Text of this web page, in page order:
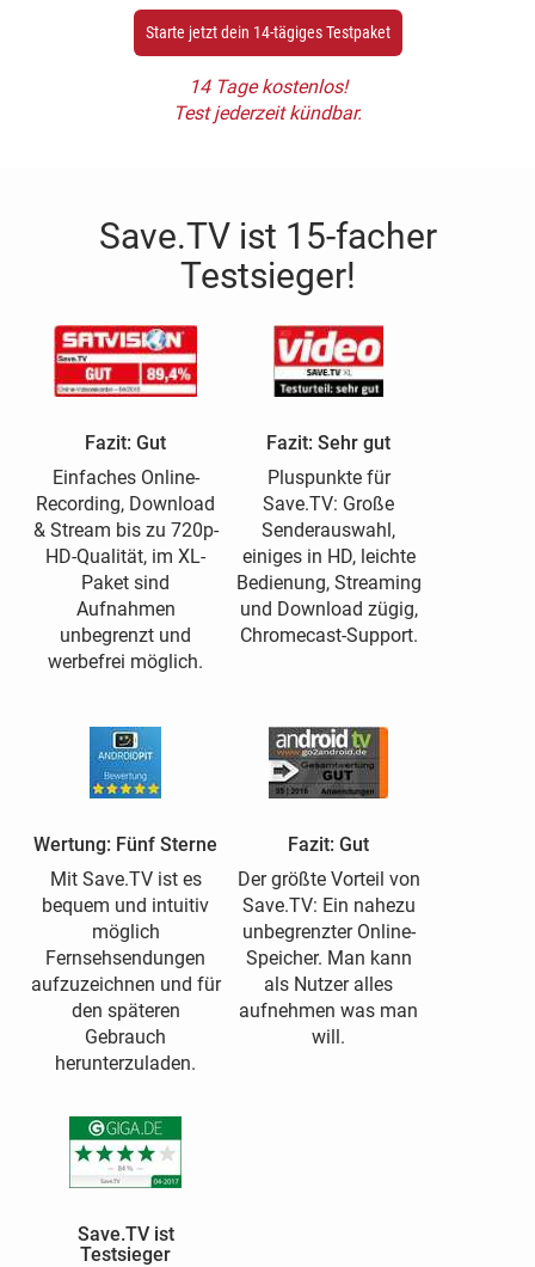
Starte jetzt dein 14-tägiges Testpaket
14 Tage kostenlos!
Test jederzeit kündbar.
Save.TV ist 15-facher
Testsieger!
Fazit: Gut
Einfaches Online-
Recording, Download
& Stream bis zu 720p-
HD-Qualität, im XL-
Paket sind
Aufnahmen
unbegrenzt und
werbefrei möglich.
Fazit: Sehr gut
Pluspunkte für
Save.TV: Große
Senderauswahl,
einiges in HD, leichte
Bedienung, Streaming
und Download zügig,
Chromecast-Support.
Wertung: Fünf Sterne
Mit Save.TV ist es
bequem und intuitiv
möglich
Fernsehsendungen
aufzuzeichnen und für
den späteren
Gebrauch
herunterzuladen.
Fazit: Gut
Der größte Vorteil von
Save.TV: Ein nahezu
unbegrenzter Online-
Speicher. Man kann
als Nutzer alles
aufnehmen was man
will.
Save.TV ist
Testsieger